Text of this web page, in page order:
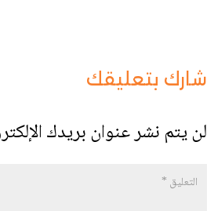
شارك بتعليقك
لن يتم نشر عنوان بريدك